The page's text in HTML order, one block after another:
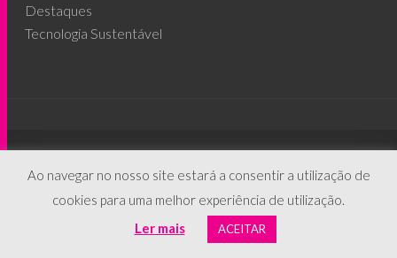
Destaques
Tecnologia Sustentável
© 2026 - People's Phone ®
Ao navegar no nosso site estará a consentir a utilização de
cookies para uma melhor experiência de utilização.
Ler mais
ACEITAR